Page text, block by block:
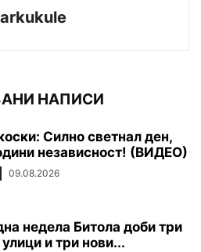
НАПИСИ
Силно светнал ден,
независност! (ВИДЕО)
09.08.2026
недела Битола доби три
и три нови...